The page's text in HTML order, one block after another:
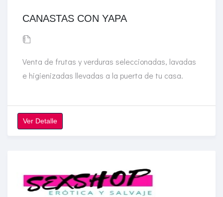
CANASTAS CON YAPA
Venta de frutas y verduras seleccionadas, lavadas
e higienizadas llevadas a la puerta de tu casa.
Ver Detalle